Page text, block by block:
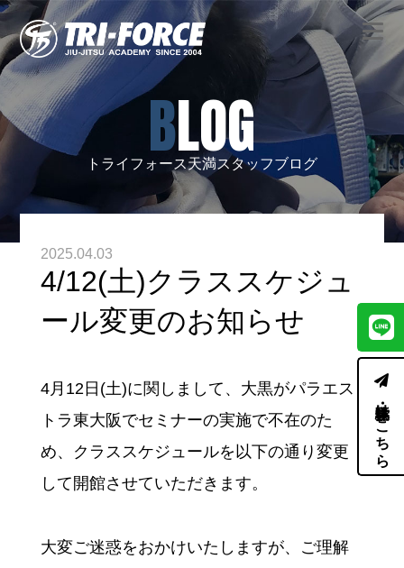
BLOG
トライフォース天満スタッフブログ
2025.04.03
4/12(土)クラススケジュ
ール変更のお知らせ
4月12日(土)に関しまして、大黒がパラエス
トラ東大阪でセミナーの実施で不在のた
め、クラススケジュールを以下の通り変更
して開館させていただきます。
大変ご迷惑をおかけいたしますが、ご理解
体験・見学はこちら